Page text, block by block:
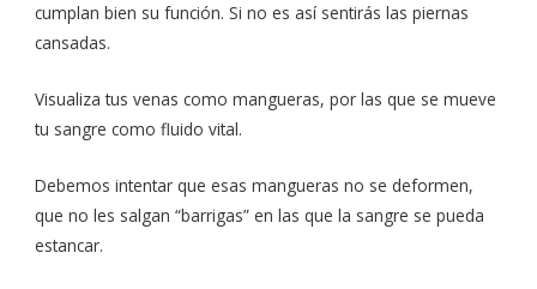
cumplan bien su función. Si no es así sentirás las piernas
cansadas.
Visualiza tus venas como mangueras, por las que se mueve
tu sangre como fluido vital.
Debemos intentar que esas mangueras no se deformen,
que no les salgan “barrigas” en las que la sangre se pueda
estancar.